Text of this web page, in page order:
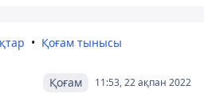
Қоғам тынысы
11:53, 22 ақпан 2022
Қоғам